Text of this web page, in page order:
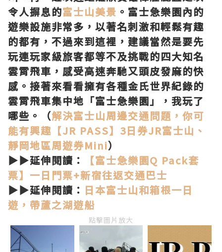
令人摒息的富士山美景 。富士急樂園內的
遊樂設施非常多，以著名刺激和輕鬆有趣
的都有，不過來到這裡，建議當然是要先
玩連玩家級旅客都等不及挑戰的四大知名
雲霄飛車，感受高速奔馳又頭皮發麻的快
感。接著來看看擁有各種金氏世界紀錄的
雲霄飛車集中地「富士急樂園」，我玩了
哪些。（解決富士山周邊交通問題，你可
能有興趣【JR PASS】3日券JR富士山、
靜岡地區周遊券Mini）
▶▶延伸閱讀：
【富士急樂園Q Pack套
票】一日門票+新宿往返交通巴士
▶▶延伸閱讀： 日本富士山和箱根一日
遊，帶蘆之湖遊船
點擊圖片放大